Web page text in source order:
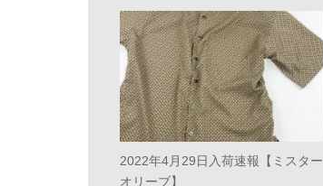
2022年4月29日入荷速報【ミスター
オリーブ】